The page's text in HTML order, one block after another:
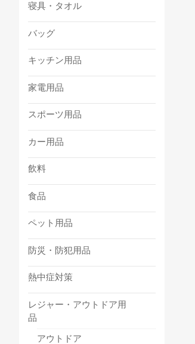
寝具・タオル
バッグ
キッチン用品
家電用品
スポーツ用品
カー用品
飲料
食品
ペット用品
防災・防犯用品
熱中症対策
レジャー・アウトドア用
品
アウトドア